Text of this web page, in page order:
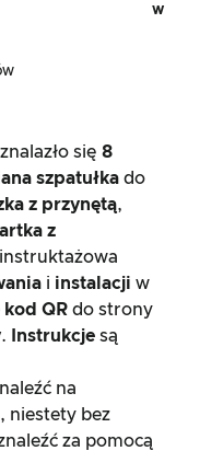
w
się 8
szpatułka do
z przynętą,
z
instruktażowa
i instalacji w
kod QR do strony
. Instrukcje są
na
, niestety bez
za pomocą